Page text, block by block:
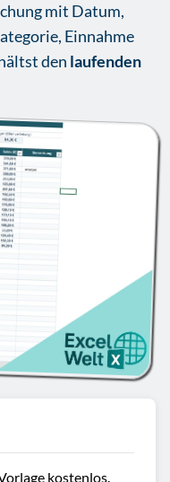
mit Datum,
Einnahme
den laufenden
kostenlos.